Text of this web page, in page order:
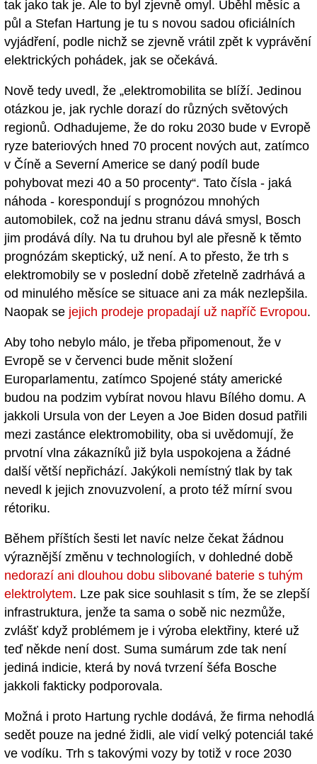
tak jako tak je. Ale to byl zjevně omyl. Uběhl měsíc a
půl a Stefan Hartung je tu s novou sadou oficiálních
vyjádření, podle nichž se zjevně vrátil zpět k vyprávění
elektrických pohádek, jak se očekává.
Nově tedy uvedl, že „elektromobilita se blíží. Jedinou
otázkou je, jak rychle dorazí do různých světových
regionů. Odhadujeme, že do roku 2030 bude v Evropě
ryze bateriových hned 70 procent nových aut, zatímco
v Číně a Severní Americe se daný podíl bude
pohybovat mezi 40 a 50 procenty“. Tato čísla - jaká
náhoda - korespondují s prognózou mnohých
automobilek, což na jednu stranu dává smysl, Bosch
jim prodává díly. Na tu druhou byl ale přesně k těmto
prognózám skeptický, už není. A to přesto, že trh s
elektromobily se v poslední době zřetelně zadrhává a
od minulého měsíce se situace ani za mák nezlepšila.
Naopak se jejich prodeje propadají už napříč Evropou.
Aby toho nebylo málo, je třeba připomenout, že v
Evropě se v červenci bude měnit složení
Europarlamentu, zatímco Spojené státy americké
budou na podzim vybírat novou hlavu Bílého domu. A
jakkoli Ursula von der Leyen a Joe Biden dosud patřili
mezi zastánce elektromobility, oba si uvědomují, že
prvotní vlna zákazníků již byla uspokojena a žádné
další větší nepřichází. Jakýkoli nemístný tlak by tak
nevedl k jejich znovuzvolení, a proto též mírní svou
rétoriku.
Během příštích šesti let navíc nelze čekat žádnou
výraznější změnu v technologiích, v dohledné době
nedorazí ani dlouhou dobu slibované baterie s tuhým
elektrolytem. Lze pak sice souhlasit s tím, že se zlepší
infrastruktura, jenže ta sama o sobě nic nezmůže,
zvlášť když problémem je i výroba elektřiny, které už
teď někde není dost. Suma sumárum zde tak není
jediná indicie, která by nová tvrzení šéfa Bosche
jakkoli fakticky podporovala.
Možná i proto Hartung rychle dodává, že firma nehodlá
sedět pouze na jedné židli, ale vidí velký potenciál také
ve vodíku. Trh s takovými vozy by totiž v roce 2030